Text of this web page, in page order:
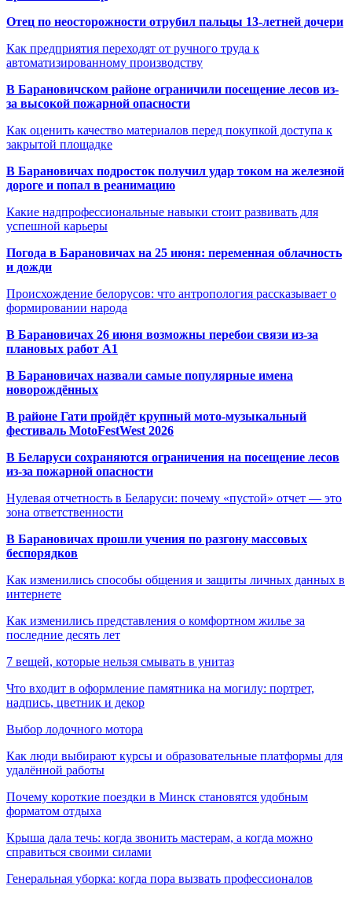
Отец по неосторожности отрубил пальцы 13-летней дочери
Как предприятия переходят от ручного труда к
автоматизированному производству
В Барановичском районе ограничили посещение лесов из-
за высокой пожарной опасности
Как оценить качество материалов перед покупкой доступа к
закрытой площадке
В Барановичах подросток получил удар током на железной
дороге и попал в реанимацию
Какие надпрофессиональные навыки стоит развивать для
успешной карьеры
Погода в Барановичах на 25 июня: переменная облачность
и дожди
Происхождение белорусов: что антропология рассказывает о
формировании народа
В Барановичах 26 июня возможны перебои связи из-за
плановых работ A1
В Барановичах назвали самые популярные имена
новорождённых
В районе Гати пройдёт крупный мото-музыкальный
фестиваль MotoFestWest 2026
В Беларуси сохраняются ограничения на посещение лесов
из-за пожарной опасности
Нулевая отчетность в Беларуси: почему «пустой» отчет — это
зона ответственности
В Барановичах прошли учения по разгону массовых
беспорядков
Как изменились способы общения и защиты личных данных в
интернете
Как изменились представления о комфортном жилье за
последние десять лет
7 вещей, которые нельзя смывать в унитаз
Что входит в оформление памятника на могилу: портрет,
надпись, цветник и декор
Выбор лодочного мотора
Как люди выбирают курсы и образовательные платформы для
удалённой работы
Почему короткие поездки в Минск становятся удобным
форматом отдыха
Крыша дала течь: когда звонить мастерам, а когда можно
справиться своими силами
Генеральная уборка: когда пора вызвать профессионалов